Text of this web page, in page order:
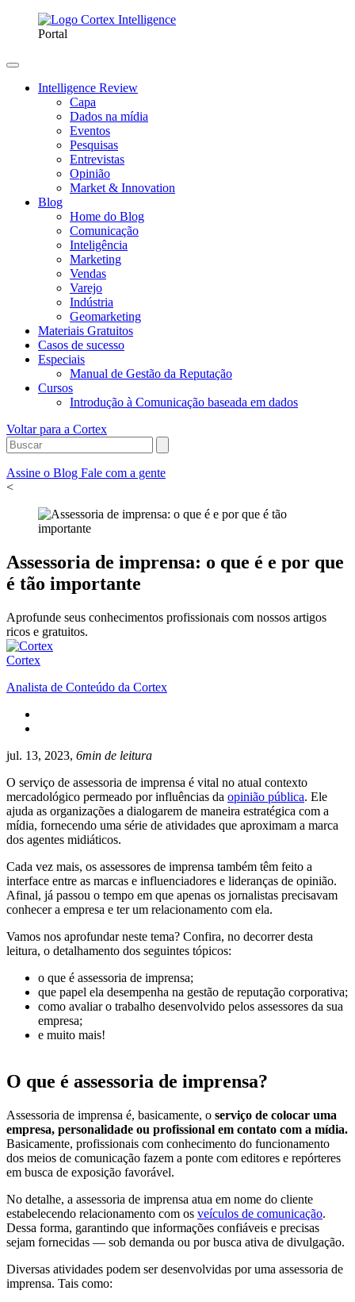
Portal
Intelligence Review
Capa
Dados na mídia
Eventos
Pesquisas
Entrevistas
Opinião
Market & Innovation
Blog
Home do Blog
Comunicação
Inteligência
Marketing
Vendas
Varejo
Indústria
Geomarketing
Materiais Gratuitos
Casos de sucesso
Especiais
Manual de Gestão da Reputação
Cursos
Introdução à Comunicação baseada em dados
Voltar para a Cortex
Assine o Blog Fale com a gente
<
Assessoria de imprensa: o que é e por que
é tão importante
Aprofunde seus conhecimentos profissionais com nossos artigos
ricos e gratuitos.
Cortex
Analista de Conteúdo da Cortex
jul. 13, 2023, 6min de leitura
O serviço de assessoria de imprensa é vital no atual contexto
mercadológico permeado por influências da opinião pública. Ele
ajuda as organizações a dialogarem de maneira estratégica com a
mídia, fornecendo uma série de atividades que aproximam a marca
dos agentes midiáticos.
Cada vez mais, os assessores de imprensa também têm feito a
interface entre as marcas e influenciadores e lideranças de opinião.
Afinal, já passou o tempo em que apenas os jornalistas precisavam
conhecer a empresa e ter um relacionamento com ela.
Vamos nos aprofundar neste tema? Confira, no decorrer desta
leitura, o detalhamento dos seguintes tópicos:
o que é assessoria de imprensa;
que papel ela desempenha na gestão de reputação corporativa;
como avaliar o trabalho desenvolvido pelos assessores da sua
empresa;
e muito mais!
O que é assessoria de imprensa?
Assessoria de imprensa é, basicamente, o serviço de colocar uma
empresa, personalidade ou profissional em contato com a mídia.
Basicamente, profissionais com conhecimento do funcionamento
dos meios de comunicação fazem a ponte com editores e repórteres
em busca de exposição favorável.
No detalhe, a assessoria de imprensa atua em nome do cliente
estabelecendo relacionamento com os veículos de comunicação.
Dessa forma, garantindo que informações confiáveis ​​e precisas
sejam fornecidas — sob demanda ou por busca ativa de divulgação.
Diversas atividades podem ser desenvolvidas por uma assessoria de
imprensa. Tais como: